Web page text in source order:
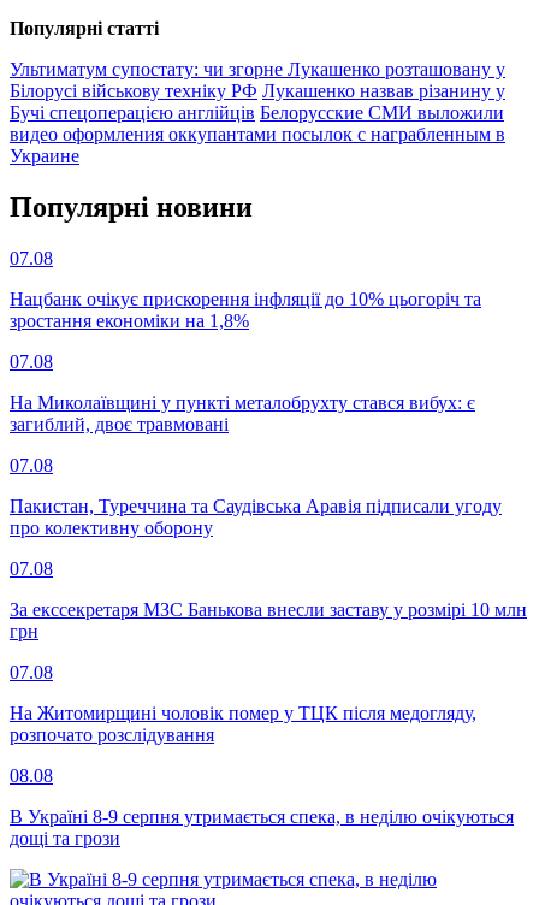
Популярнi статтi
Ультиматум супостату: чи згорне Лукашенко розташовану у
Білорусі військову техніку РФ Лукашенко назвав різанину у
Бучі спецоперацією англійців Белорусские СМИ выложили
видео оформления оккупантами посылок с награбленным в
Украине
Популярнi новини
07.08
Нацбанк очікує прискорення інфляції до 10% цьогоріч та
зростання економіки на 1,8%
07.08
На Миколаївщині у пункті металобрухту стався вибух: є
загиблий, двоє травмовані
07.08
Пакистан, Туреччина та Саудівська Аравія підписали угоду
про колективну оборону
07.08
За екссекретаря МЗС Банькова внесли заставу у розмірі 10 млн
грн
07.08
На Житомирщині чоловік помер у ТЦК після медогляду,
розпочато розслідування
08.08
В Україні 8-9 серпня утримається спека, в неділю очікуються
дощі та грози